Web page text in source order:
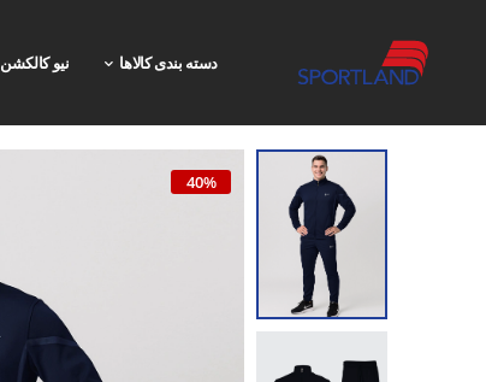
دسته بندی کالاها نیو کالکشن
40%